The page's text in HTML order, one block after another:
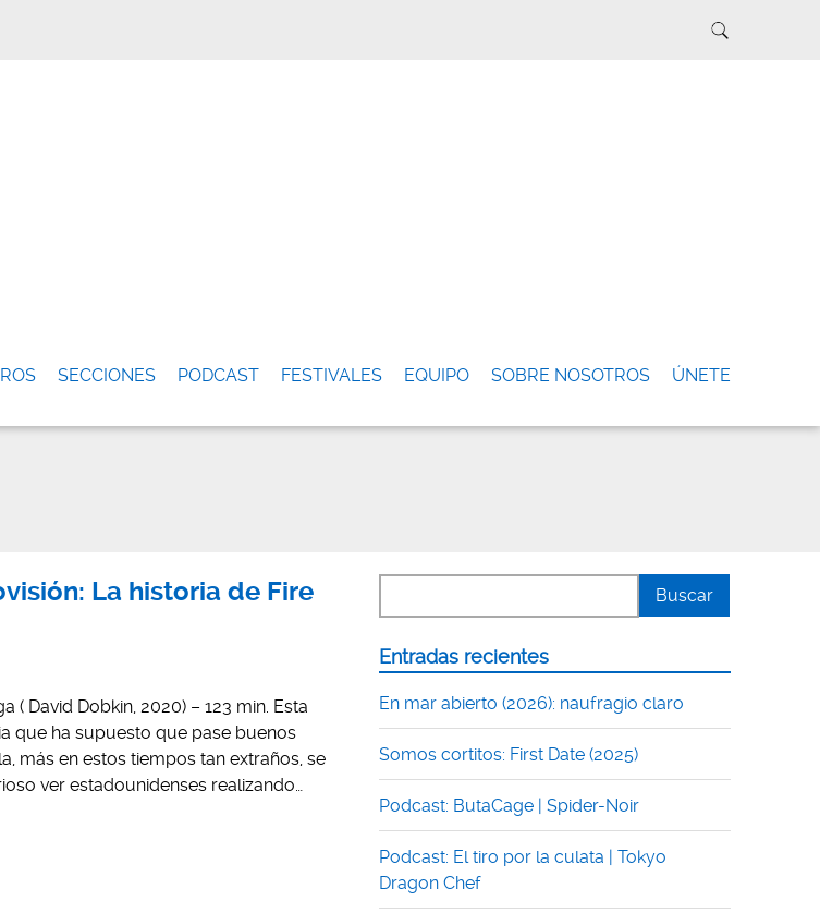
SECCIONES PODCAST FESTIVALES EQUIPO SOBRE NOSOTROS ÚNETE
La historia de Fire
( David Dobkin, 2020) – 123 min. Esta
que ha supuesto que pase buenos
más en estos tiempos tan extraños, se
ver estadounidenses realizando…
Entradas recientes
En mar abierto (2026): naufragio claro
Somos cortitos: First Date (2025)
Podcast: ButaCage | Spider-Noir
Podcast: El tiro por la culata | Tokyo
Dragon Chef